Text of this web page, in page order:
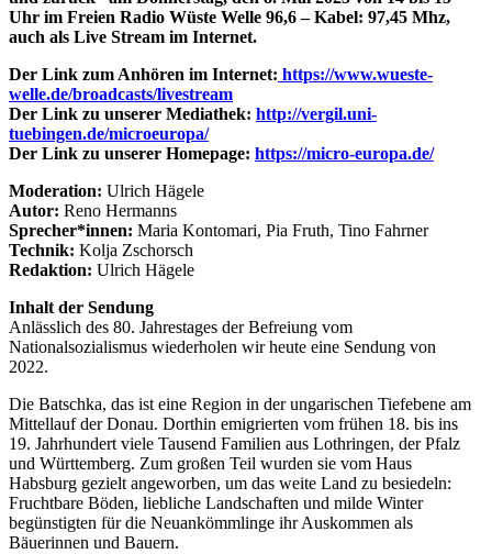
Uhr im Freien Radio Wüste Welle 96,6 – Kabel: 97,45 Mhz,
auch als Live Stream im Internet.
Der Link zum Anhören im Internet: https://www.wueste-
welle.de/broadcasts/livestream
Der Link zu unserer Mediathek: http://vergil.uni-
tuebingen.de/microeuropa/
Der Link zu unserer Homepage: https://micro-europa.de/
Moderation: Ulrich Hägele
Autor: Reno Hermanns
Sprecher*innen: Maria Kontomari, Pia Fruth, Tino Fahrner
Technik: Kolja Zschorsch
Redaktion: Ulrich Hägele
Inhalt der Sendung
Anlässlich des 80. Jahrestages der Befreiung vom
Nationalsozialismus wiederholen wir heute eine Sendung von
2022.
Die Batschka, das ist eine Region in der ungarischen Tiefebene am
Mittellauf der Donau. Dorthin emigrierten vom frühen 18. bis ins
19. Jahrhundert viele Tausend Familien aus Lothringen, der Pfalz
und Württemberg. Zum großen Teil wurden sie vom Haus
Habsburg gezielt angeworben, um das weite Land zu besiedeln:
Fruchtbare Böden, liebliche Landschaften und milde Winter
begünstigten für die Neuankömmlinge ihr Auskommen als
Bäuerinnen und Bauern.